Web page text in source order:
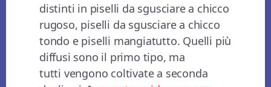
distinti in piselli da sgusciare a chicco
rugoso, piselli da sgusciare a chicco
tondo e piselli mangiatutto. Quelli più
diffusi sono il primo tipo, ma
tutti vengono coltivate a seconda